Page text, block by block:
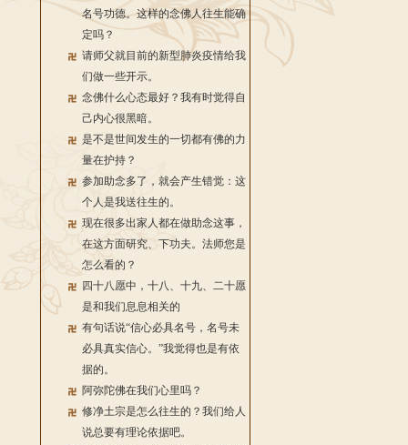
名号功德。这样的念佛人往生能确
定吗？
请师父就目前的新型肺炎疫情给我
们做一些开示。
念佛什么心态最好？我有时觉得自
己内心很黑暗。
是不是世间发生的一切都有佛的力
量在护持？
参加助念多了，就会产生错觉：这
个人是我送往生的。
现在很多出家人都在做助念这事，
在这方面研究、下功夫。法师您是
怎么看的？
四十八愿中，十八、十九、二十愿
是和我们息息相关的
有句话说“信心必具名号，名号未
必具真实信心。”我觉得也是有依
据的。
阿弥陀佛在我们心里吗？
修净土宗是怎么往生的？我们给人
说总要有理论依据吧。